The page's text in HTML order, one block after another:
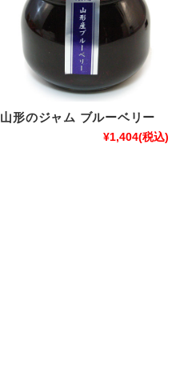
山形のジャム ブルーベリー
¥1,404(税込)